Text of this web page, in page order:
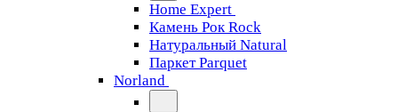
Home Expert
Камень Рок Rock
Натуральный Natural
Паркет Parquet
Norland